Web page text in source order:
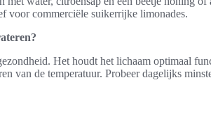
voor commerciële suikerrijke limonades.
Het houdt het lichaam optimaal
van de temperatuur. Probeer dagelijks